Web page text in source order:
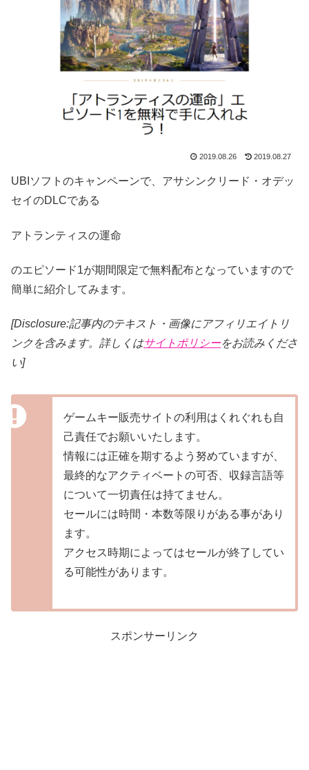
2019.08.26 2019.08.27
UBIソフトのキャンペーンで、アサシンクリード・オデッ
セイのDLCである
アトランティスの運命
のエピソード1が期間限定で無料配布となっていますので
簡単に紹介してみます。
[Disclosure:記事内のテキスト・画像にアフィリエイトリ
ンクを含みます。詳しくはサイトポリシーをお読みくださ
い]
ゲームキー販売サイトの利用はくれぐれも自
己責任でお願いいたします。
情報には正確を期するよう努めていますが、
最終的なアクティベートの可否、収録言語等
について一切責任は持てません。
セールには時間・本数等限りがある事があり
ます。
アクセス時期によってはセールが終了してい
る可能性があります。
スポンサーリンク